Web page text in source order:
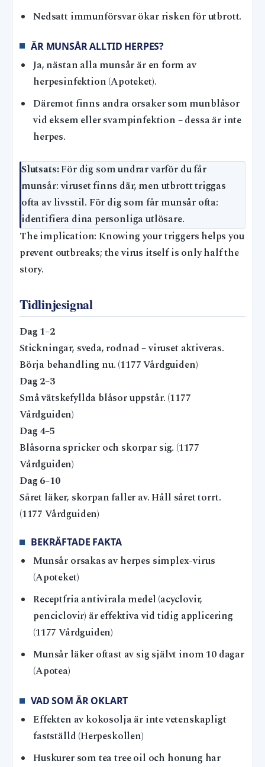
Nedsatt immunförsvar ökar risken för utbrott.
ÄR MUNSÅR ALLTID HERPES?
Ja, nästan alla munsår är en form av
herpesinfektion (Apoteket).
Däremot finns andra orsaker som munblåsor
vid eksem eller svampinfektion – dessa är inte
herpes.
Slutsats:För dig som undrar varför du får
munsår: viruset finns där, men utbrott triggas
ofta av livsstil. För dig som får munsår ofta:
identifiera dina personliga utlösare.
The implication: Knowing your triggers helps you
prevent outbreaks; the virus itself is only half the
story.
Tidlinjesignal
Dag 1–2
Stickningar, sveda, rodnad – viruset aktiveras.
Börja behandling nu. (1177 Vårdguiden)
Dag 2–3
Små vätskefyllda blåsor uppstår. (1177
Vårdguiden)
Dag 4–5
Blåsorna spricker och skorpar sig. (1177
Vårdguiden)
Dag 6–10
Såret läker, skorpan faller av. Håll såret torrt.
(1177 Vårdguiden)
BEKRÄFTADE FAKTA
Munsår orsakas av herpes simplex-virus
(Apoteket)
Receptfria antivirala medel (acyclovir,
penciclovir) är effektiva vid tidig applicering
(1177 Vårdguiden)
Munsår läker oftast av sig självt inom 10 dagar
(Apotea)
VAD SOM ÄR OKLART
Effekten av kokosolja är inte vetenskapligt
fastställd (Herpeskollen)
Huskurer som tea tree oil och honung har